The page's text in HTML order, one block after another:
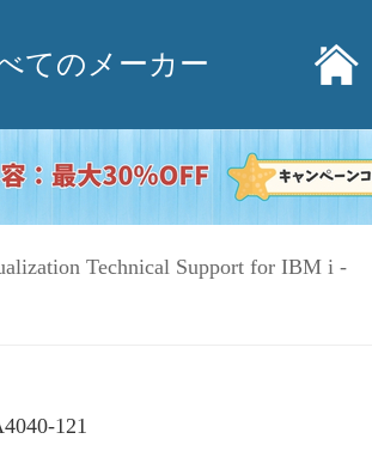
てのメーカー
Technical Support for IBM i -
121